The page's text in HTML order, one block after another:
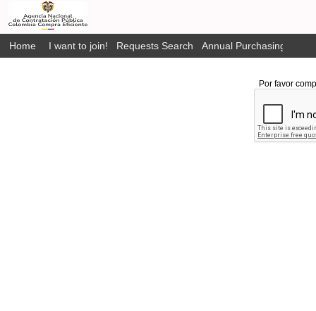
Home I want to join! Requests Search Annual Purchasing Plan
Por favor